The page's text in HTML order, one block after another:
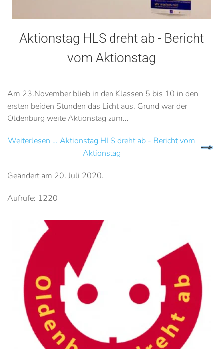
Aktionstag HLS dreht ab - Bericht
vom Aktionstag
Am 23.November blieb in den Klassen 5 bis 10 in den
ersten beiden Stunden das Licht aus. Grund war der
Oldenburg weite Aktionstag zum...
Weiterlesen … Aktionstag HLS dreht ab - Bericht vom
Aktionstag
Geändert am 20. Juli 2020.
Aufrufe: 1220